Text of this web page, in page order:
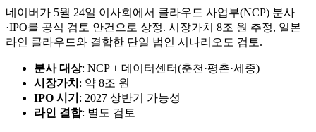
네이버가 5월 24일 이사회에서 클라우드 사업부(NCP) 분사
·IPO를 공식 검토 안건으로 상정. 시장가치 8조 원 추정, 일본
라인 클라우드와 결합한 단일 법인 시나리오도 검토.
분사 대상: NCP + 데이터센터(춘천·평촌·세종)
시장가치 : 약 8조 원
IPO 시기 : 2027 상반기 가능성
라인 결합: 별도 검토